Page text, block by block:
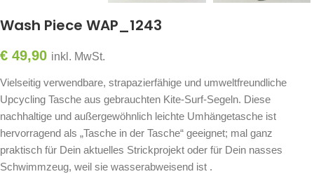
Wash Piece WAP_1243
€ 49,90 inkl. MwSt.
Vielseitig verwendbare, strapazierfähige und umweltfreundliche
Upcycling Tasche aus gebrauchten Kite-Surf-Segeln. Diese
nachhaltige und außergewöhnlich leichte Umhängetasche ist
hervorragend als „Tasche in der Tasche“ geeignet; mal ganz
praktisch für Dein aktuelles Strickprojekt oder für Dein nasses
Schwimmzeug, weil sie wasserabweisend ist .